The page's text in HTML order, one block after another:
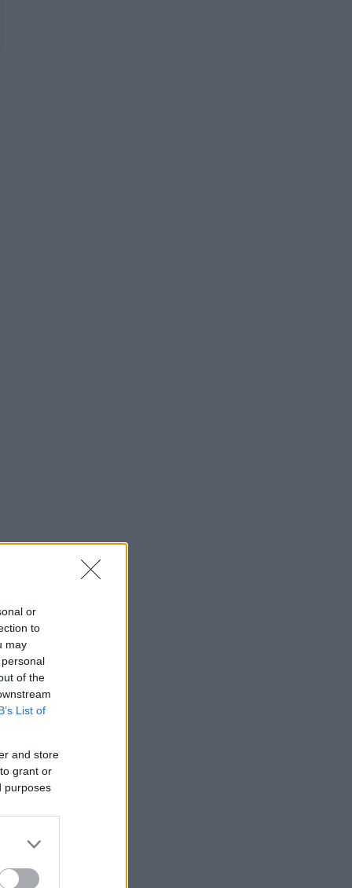
or
to
may
of the
List of
and store
grant or
purposes